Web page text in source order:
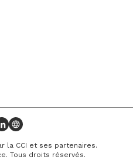
Facebook
LinkedIn
Site web
la CCI et ses partenaires.
Tous droits réservés.